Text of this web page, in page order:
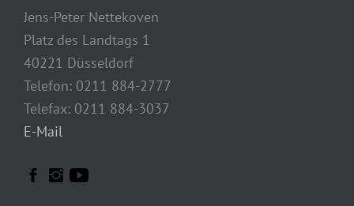
Jens-Peter Nettekoven
Platz des Landtags 1
40221 Düsseldorf
Telefon: 0211 884-2777
Telefax: 0211 884-3037
E-Mail